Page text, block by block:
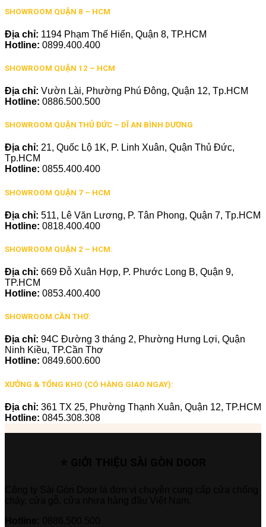
SHOWROOM QUẬN 8 – HCM
Địa chỉ: 1194 Phạm Thế Hiển, Quận 8, TP.HCM
Hotline: 0899.400.400
SHOWROOM QUẬN 12 – HCM
Địa chỉ: Vườn Lài, Phường Phú Đông, Quận 12, Tp.HCM
Hotline: 0886.500.500
SHOWROOM QUẬN THỦ ĐỨC – DĨ AN BÌNH DƯƠNG
Địa chỉ: 21, Quốc Lộ 1K, P. Linh Xuân, Quận Thủ Đức,
Tp.HCM
Hotline: 0855.400.400
SHOWROOM QUẬN 7 – HCM
Địa chỉ: 511, Lê Văn Lương, P. Tân Phong, Quận 7, Tp.HCM
Hotline: 0818.400.400
SHOWROOM QUẬN 2 – HCM:
Địa chỉ: 669 Đỗ Xuân Hợp, P. Phước Long B, Quận 9,
TP.HCM
Hotline: 0853.400.400
SHOWROOM CẦN THƠ:
Địa chỉ: 94C Đường 3 tháng 2, Phường Hưng Lợi, Quận
Ninh Kiều, TP.Cần Thơ
Hotline: 0849.600.600
XƯỞNG & TỔNG KHO (CÓ HÀNG GIAO NGAY):
Địa chỉ: 361 TX 25, Phường Thạnh Xuân, Quận 12, TP.HCM
Hotline: 0845.308.308